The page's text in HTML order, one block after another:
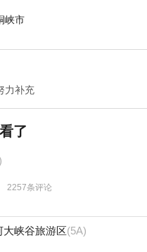
峡市
力补充
了
2257条评论
大峡谷旅游区(5A)